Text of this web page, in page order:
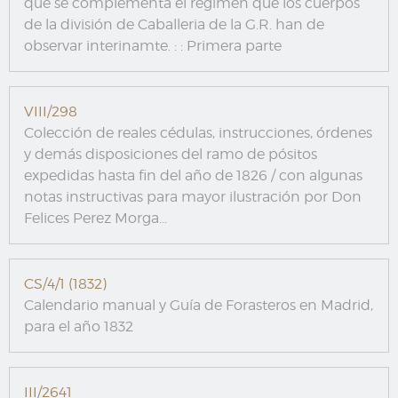
de la división de Caballeria de la G.R. han de
observar interinamte. : : Primera parte
VIII/298
Colección de reales cédulas, instrucciones, órdenes
y demás disposiciones del ramo de pósitos
expedidas hasta fin del año de 1826 / con algunas
notas instructivas para mayor ilustración por Don
Felices Perez Morga...
CS/4/1 (1832)
Calendario manual y Guía de Forasteros en Madrid,
para el año 1832
III/2641